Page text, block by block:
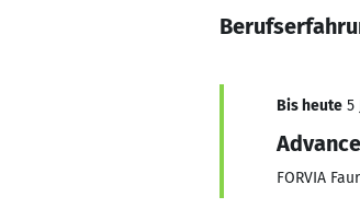
Bis heute 5
FORVIA